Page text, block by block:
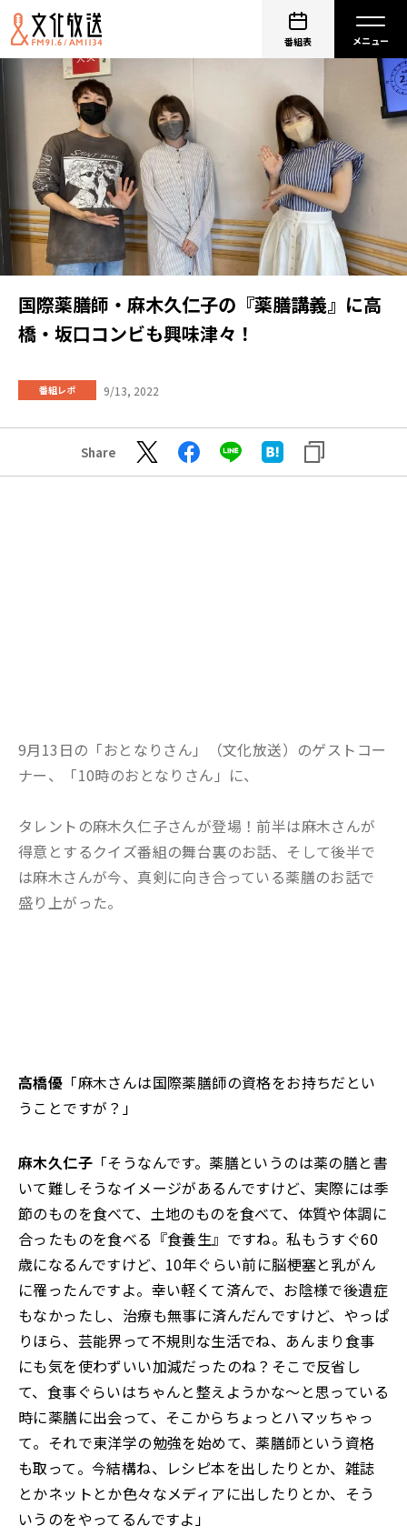
番組表
国際薬膳師・麻木久仁子の『薬膳講義』に高
橋・坂口コンビも興味津々！
番組レポ 9/13, 2022
Share
9月13日の「おとなりさん」（文化放送）のゲストコー
ナー、「10時のおとなりさん」に、
タレントの麻木久仁子さんが登場！前半は麻木さんが
得意とするクイズ番組の舞台裏のお話、そして後半で
は麻木さんが今、真剣に向き合っている薬膳のお話で
盛り上がった。
高橋優 「麻木さんは国際薬膳師の資格をお持ちだとい
うことですが？」
麻木久仁子 「そうなんです。薬膳というのは薬の膳と書
いて難しそうなイメージがあるんですけど、実際には季
節のものを食べて、土地のものを食べて、体質や体調に
合ったものを食べる『食養生』ですね。私もうすぐ60
歳になるんですけど、10年ぐらい前に脳梗塞と乳がん
に罹ったんですよ。幸い軽くて済んで、お陰様で後遺症
もなかったし、治療も無事に済んだんですけど、やっぱ
りほら、芸能界って不規則な生活でね、あんまり食事
にも気を使わずいい加減だったのね？そこで反省し
て、食事ぐらいはちゃんと整えようかな～と思っている
時に薬膳に出会って、そこからちょっとハマッちゃっ
て。それで東洋学の勉強を始めて、薬膳師という資格
も取って。今結構ね、レシピ本を出したりとか、雑誌
とかネットとか色々なメディアに出したりとか、そう
いうのをやってるんですよ」